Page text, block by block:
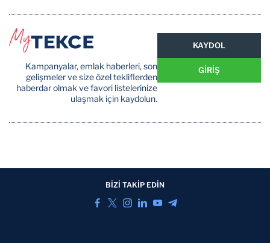
Kampanyalar, emlak haberleri, son
gelişmeler ve size özel tekliflerden
haberdar olmak ve favori listelerinize
ulaşmak için kaydolun.
KAYDOL
GİRİŞ
BİZİ TAKİP EDİN